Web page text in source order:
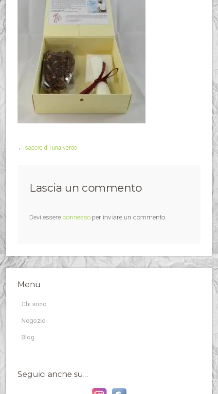
← sapore di luna verde
Lascia un commento
Devi essere connesso per inviare un commento.
Menu
Chi sono
Negozio
Blog
Seguici anche su…